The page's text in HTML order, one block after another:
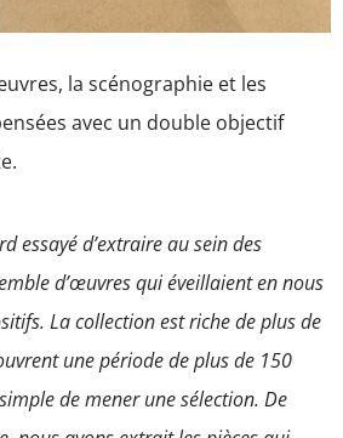
la scénographie et les
avec un double objectif
essayé d’extraire au sein des
d’œuvres qui éveillaient en nous
La collection est riche de plus de
une période de plus de 150
de mener une sélection. De